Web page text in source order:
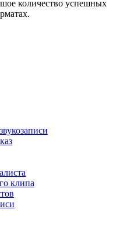
количество успешных
клипа